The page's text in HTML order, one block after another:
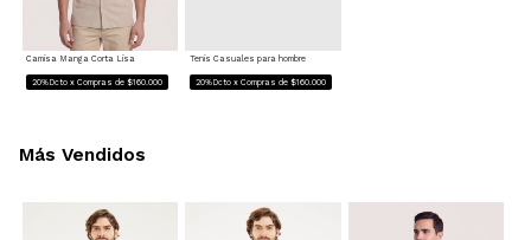
Camisa Manga Corta Lisa
20%Dcto x Compras de $160.000
Tenis Casuales para hombre
20%Dcto x Compras de $160.000
Más Vendidos